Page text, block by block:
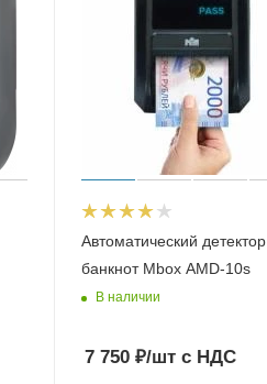
Автоматический детектор
банкнот Mbox AMD-10s
В наличии
7 750 ₽/шт с НДС